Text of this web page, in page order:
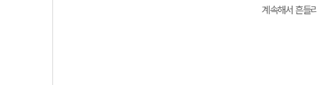
계속해서 흔들